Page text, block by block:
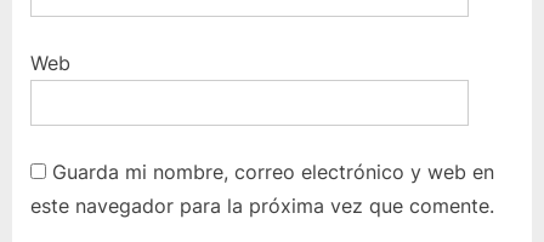
Web
Guarda mi nombre, correo electrónico y web en
este navegador para la próxima vez que comente.